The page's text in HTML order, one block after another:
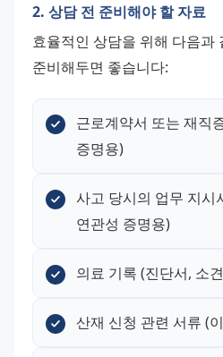
2. 상담 전 준비해야 할 자료
효율적인 상담을 위해 다음과
준비해두면 좋습니다:
근로계약서 또는 재직
증명용)
사고 당시의 업무 지시
연관성 증명용)
의료 기록 (진단서, 소
산재 신청 관련 서류 (